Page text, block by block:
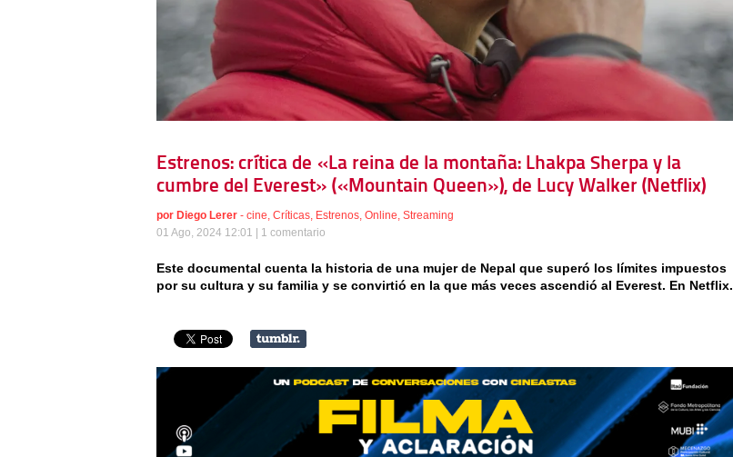
Estrenos: crítica de «La reina de la montaña: Lhakpa Sherpa y la
cumbre del Everest» («Mountain Queen»), de Lucy Walker (Netflix)
por Diego Lerer - cine, Críticas, Estrenos, Online, Streaming
01 Ago, 2024 12:01 | 1 comentario
Este documental cuenta la historia de una mujer de Nepal que superó los límites impuestos
por su cultura y su familia y se convirtió en la que más veces ascendió al Everest. En Netflix.